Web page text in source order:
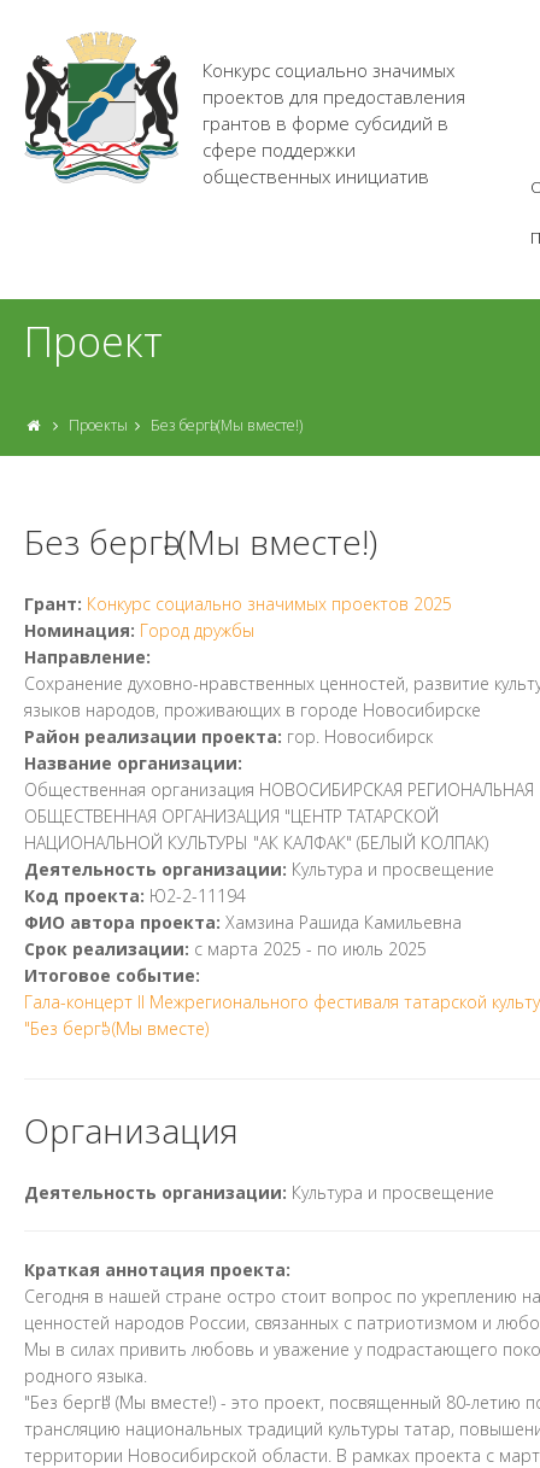
Конкурс социально значимых
проектов для предоставления
грантов в форме субсидий в
сфере поддержки
общественных инициатив
Проект
Проекты Без бергә! (Мы вместе!)
Без бергә! (Мы вместе!)
Грант: Конкурс социально значимых проектов 2025
Номинация: Город дружбы
Направление:
Cохранение духовно-нравственных ценностей, развитие
языков народов, проживающих в городе Новосибирске
Район реализации проекта: гор. Новосибирск
Название организации:
Общественная организация НОВОСИБИРСКАЯ РЕГИОНАЛЬНАЯ
ОБЩЕСТВЕННАЯ ОРГАНИЗАЦИЯ "ЦЕНТР ТАТАРСКОЙ
НАЦИОНАЛЬНОЙ КУЛЬТУРЫ "АК КАЛФАК" (БЕЛЫЙ КОЛПАК)
Деятельность организации: Культура и просвещение
Код проекта: Ю2-2-11194
ФИО автора проекта: Хамзина Рашида Камильевна
Срок реализации: с марта 2025 - по июль 2025
Итоговое событие:
Гала-концерт II Межрегионального фестиваля татарской
"Без бергә" (Мы вместе)
Организация
Деятельность организации: Культура и просвещение
Краткая аннотация проекта:
Сегодня в нашей стране остро стоит вопрос по укреплению
ценностей народов России, связанных с патриотизмом и
Мы в силах привить любовь и уважение у подрастающего
родного языка.
"Без бергә!" (Мы вместе!) - это проект, посвященный 80-
трансляцию национальных традиций культуры татар,
территории Новосибирской области. В рамках проекта с